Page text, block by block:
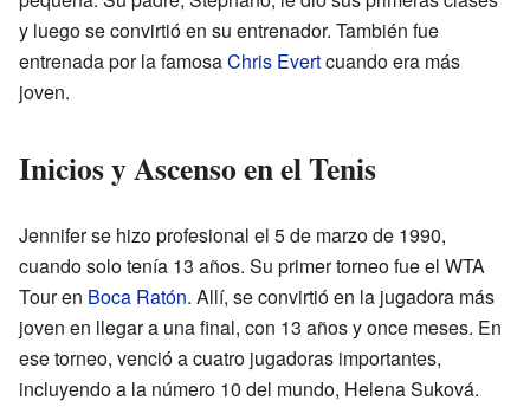
y luego se convirtió en su entrenador. También fue
entrenada por la famosaChris Evertcuando era más
joven.
Inicios y Ascenso en el Tenis
Jennifer se hizo profesional el 5 de marzo de 1990,
cuando solo tenía 13 años. Su primer torneo fue el WTA
Tour en Boca Ratón. Allí, se convirtió en la jugadora más
joven en llegar a una final, con 13 años y once meses. En
ese torneo, venció a cuatro jugadoras importantes,
incluyendo a la número 10 del mundo, Helena Suková.